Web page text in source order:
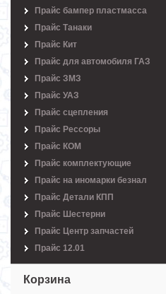
Прайс бампер пластмасса
Прайс Танаки
Прайс Кит
Прайс для автомобиля ГАЗ
Прайс ЗМЗ
Прайс УАЗ
Прайс сцепления
Прайс Рессоры
Прайс КОМ
Прайс комплектующие
Прайс на иномарки безнал
Прайс Детали КПП
Прайс Шестерни
Прайс Центр запчастей
Прайс 12.01
Корзина